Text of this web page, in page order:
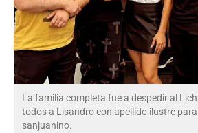
La familia completa fue a despedir al
todos a Lisandro con apellido ilustre
sanjuanino.